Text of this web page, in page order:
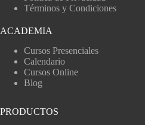
Términos y Condiciones
ACADEMIA
Cursos Presenciales
Calendario
Cursos Online
Blog
PRODUCTOS